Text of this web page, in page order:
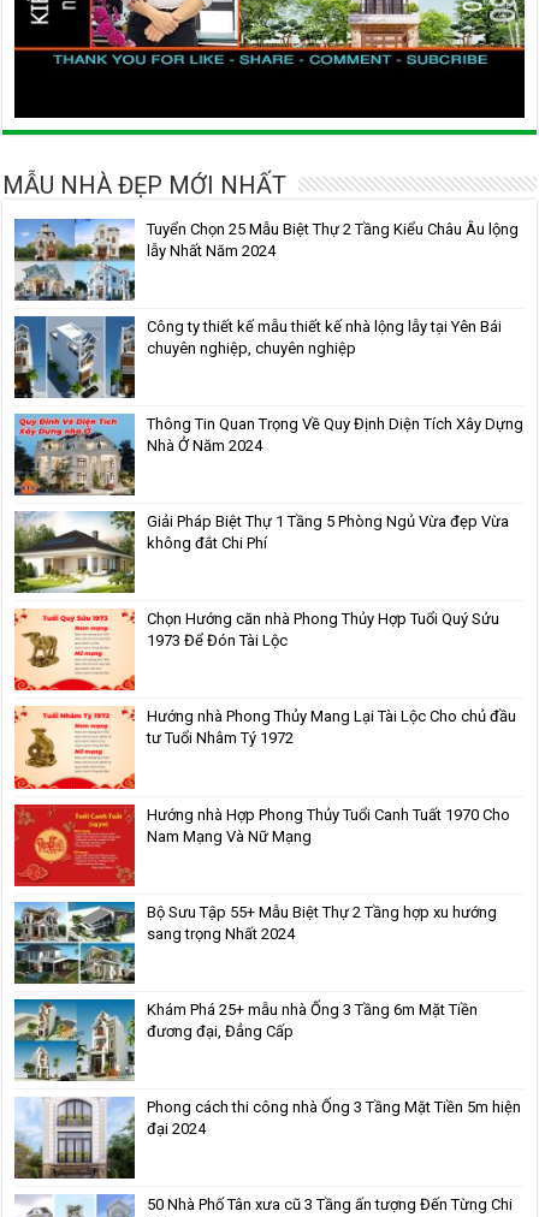
MẪU NHÀ ĐẸP MỚI NHẤT
Tuyển Chọn 25 Mẫu Biệt Thự 2 Tầng Kiểu Châu Âu lộng
lẫy Nhất Năm 2024
Công ty thiết kế mẫu thiết kế nhà lộng lẫy tại Yên Bái
chuyên nghiệp, chuyên nghiệp
Thông Tin Quan Trọng Về Quy Định Diện Tích Xây Dựng
Nhà Ở Năm 2024
Giải Pháp Biệt Thự 1 Tầng 5 Phòng Ngủ Vừa đẹp Vừa
không đắt Chi Phí
Chọn Hướng căn nhà Phong Thủy Hợp Tuổi Quý Sửu
1973 Để Đón Tài Lộc
Hướng nhà Phong Thủy Mang Lại Tài Lộc Cho chủ đầu
tư Tuổi Nhâm Tý 1972
Hướng nhà Hợp Phong Thủy Tuổi Canh Tuất 1970 Cho
Nam Mạng Và Nữ Mạng
Bộ Sưu Tập 55+ Mẫu Biệt Thự 2 Tầng hợp xu hướng
sang trọng Nhất 2024
Khám Phá 25+ mẫu nhà Ống 3 Tầng 6m Mặt Tiền
đương đại, Đẳng Cấp
Phong cách thi công nhà Ống 3 Tầng Mặt Tiền 5m hiện
đại 2024
50 Nhà Phố Tân xưa cũ 3 Tầng ấn tượng Đến Từng Chi